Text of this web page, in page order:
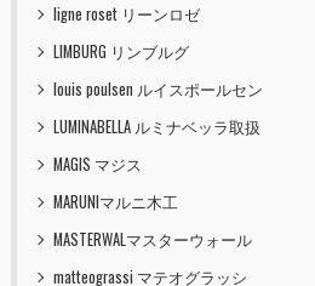
ligne roset リーンロゼ
LIMBURG リンブルグ
louis poulsen ルイスポールセン
LUMINABELLA ルミナベッラ取扱
MAGIS マジス
MARUNIマルニ木工
MASTERWALマスターウォール
matteograssi マテオグラッシ